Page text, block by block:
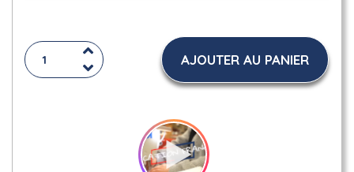
AJOUTER AU PANIER